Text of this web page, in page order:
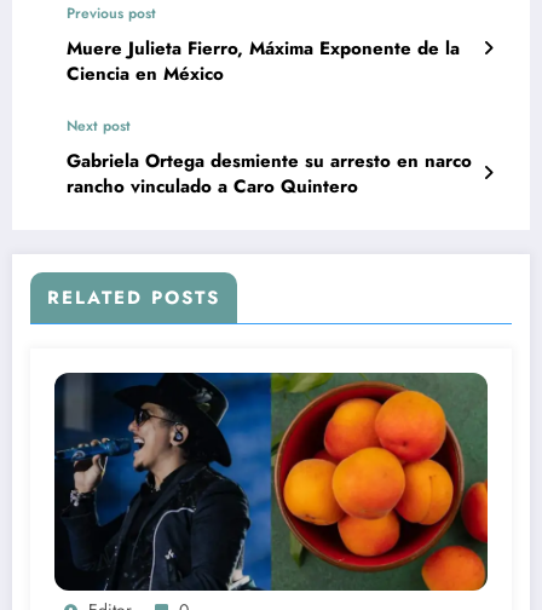
Previous post
Muere Julieta Fierro, Máxima Exponente de la
Ciencia en México
Next post
Gabriela Ortega desmiente su arresto en narco
rancho vinculado a Caro Quintero
RELATED POSTS